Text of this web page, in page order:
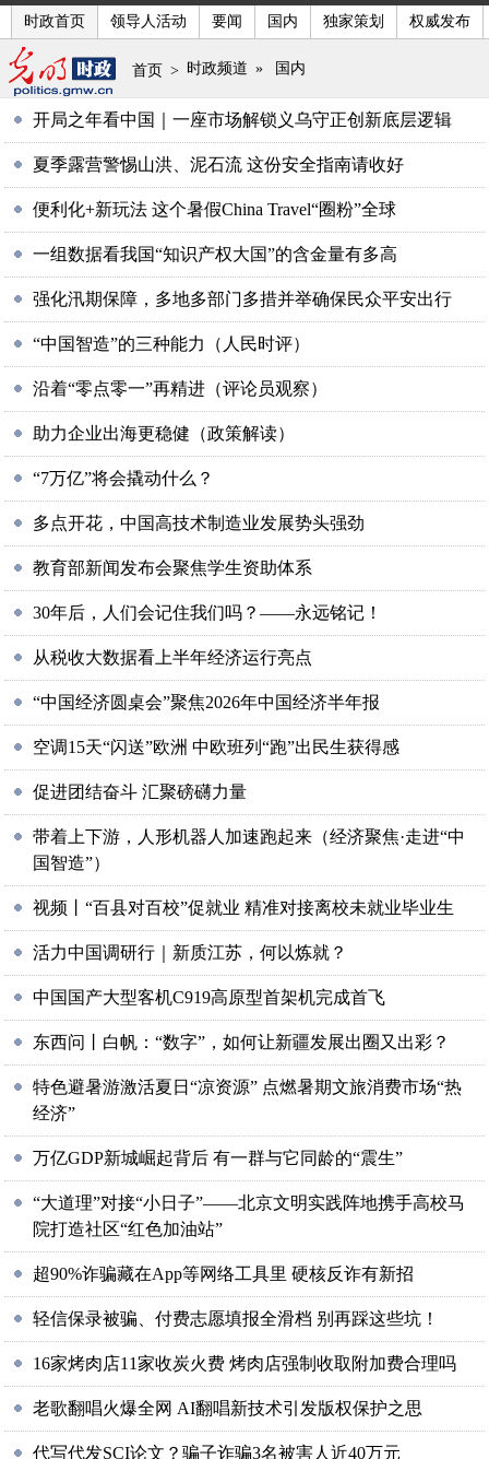
时政首页 领导人活动 要闻 国内 独家策划 权威发布
首页 > 时政频道 » 国内
开局之年看中国｜一座市场解锁义乌守正创新底层逻辑
夏季露营警惕山洪、泥石流 这份安全指南请收好
便利化+新玩法 这个暑假China Travel“圈粉”全球
一组数据看我国“知识产权大国”的含金量有多高
强化汛期保障，多地多部门多措并举确保民众平安出行
“中国智造”的三种能力（人民时评）
沿着“零点零一”再精进（评论员观察）
助力企业出海更稳健（政策解读）
“7万亿”将会撬动什么？
多点开花，中国高技术制造业发展势头强劲
教育部新闻发布会聚焦学生资助体系
30年后，人们会记住我们吗？——永远铭记！
从税收大数据看上半年经济运行亮点
“中国经济圆桌会”聚焦2026年中国经济半年报
空调15天“闪送”欧洲 中欧班列“跑”出民生获得感
促进团结奋斗 汇聚磅礴力量
带着上下游，人形机器人加速跑起来（经济聚焦·走进“中
国智造”）
视频丨“百县对百校”促就业 精准对接离校未就业毕业生
活力中国调研行｜新质江苏，何以炼就？
中国国产大型客机C919高原型首架机完成首飞
东西问丨白帆：“数字”，如何让新疆发展出圈又出彩？
特色避暑游激活夏日“凉资源” 点燃暑期文旅消费市场“热
经济”
万亿GDP新城崛起背后 有一群与它同龄的“震生”
“大道理”对接“小日子”——北京文明实践阵地携手高校马
院打造社区“红色加油站”
超90%诈骗藏在App等网络工具里 硬核反诈有新招
轻信保录被骗、付费志愿填报全滑档 别再踩这些坑！
16家烤肉店11家收炭火费 烤肉店强制收取附加费合理吗
老歌翻唱火爆全网 AI翻唱新技术引发版权保护之思
代写代发SCI论文？骗子诈骗3名被害人近40万元